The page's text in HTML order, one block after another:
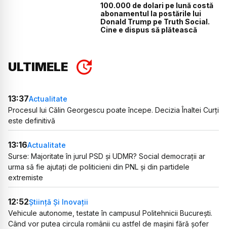
100.000 de dolari pe lună costă
abonamentul la postările lui
Donald Trump pe Truth Social.
Cine e dispus să plătească
ULTIMELE
13:37Actualitate
Procesul lui Călin Georgescu poate începe. Decizia Înaltei Curți
este definitivă
13:16Actualitate
Surse: Majoritate în jurul PSD și UDMR? Social democrații ar
urma să fie ajutați de politicieni din PNL și din partidele
extremiste
12:52Știință Și Inovații
Vehicule autonome, testate în campusul Politehnicii București.
Când vor putea circula românii cu astfel de mașini fără șofer